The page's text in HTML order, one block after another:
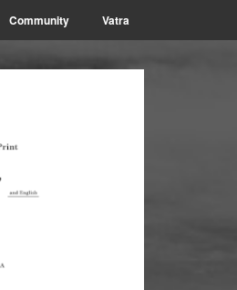
Community Vatra